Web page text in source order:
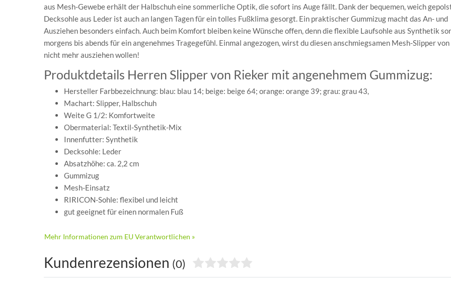
aus Mesh-Gewebe erhält der Halbschuh eine sommerliche Optik, die sofort ins Auge fällt. Dank der bequemen, weich
Decksohle aus Leder ist auch an langen Tagen für ein tolles Fußklima gesorgt. Ein praktischer Gummizug macht das An- und
Ausziehen besonders einfach. Auch beim Komfort bleiben keine Wünsche offen, denn die flexible Laufsohle aus Synthetik
morgens bis abends für ein angenehmes Tragegefühl. Einmal angezogen, wirst du diesen anschmiegsamen Mesh-Slipper
nicht mehr ausziehen wollen!
Produktdetails Herren Slipper von Rieker mit angenehmem Gummizug:
Hersteller Farbbezeichnung: blau: blau 14; beige: beige 64; orange: orange 39; grau: grau 43,
Machart: Slipper, Halbschuh
Weite G 1/2: Komfortweite
Obermaterial: Textil-Synthetik-Mix
Innenfutter: Synthetik
Decksohle: Leder
Absatzhöhe: ca. 2,2 cm
Gummizug
Mesh-Einsatz
RIRICON-Sohle: flexibel und leicht
gut geeignet für einen normalen Fuß
Mehr Informationen zum EU Verantwortlichen »
Kundenrezensionen (0)